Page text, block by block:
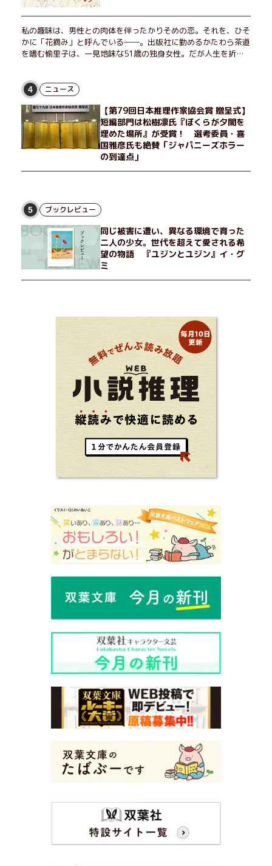
私の趣味は、男性との肉体を伴ったかりそめの恋。それを、ひそ
かに「花摘み」と呼んでいる──。出版社に勤めるかたわら茶道
を嗜む愉里子は、一見地味な51歳の独身女性。だが人生を折り
せる男が現れた。茶の湯の粋人、70歳の万江島だ。だが彼に
は、ある秘密があった……。自分の心と身体を偽らない女たちの
姿と、その連帯を描く。赤裸々にして切実な、セクシュアリティ
をめぐる物語。
4 ニュース
【第79回日本推理作家協会賞 贈呈式】
短編部門は松樹凛氏『ぼくらが夕闇を
埋めた場所』が受賞！ 選考委員・喜
国雅彦氏も絶賛「ジャパニーズホラー
の到達点」
5 ブックレビュー
同じ被害に遭い、異なる環境で育った
二人の少女。世代を超えて愛される希
望の物語 『ユジンとユジン』イ・グ
ミ